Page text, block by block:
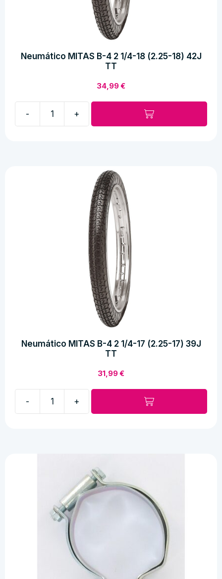
Neumático MITAS B-4 2 1/4-18 (2.25-18) 42J
TT
34,99€
-
1/4-
18
(2.25-
18)
42J
TT
cantidad
+
Neumático MITAS B-4 2 1/4-17 (2.25-17) 39J
TT
31,99€
-
1/4-
17
(2.25-
+